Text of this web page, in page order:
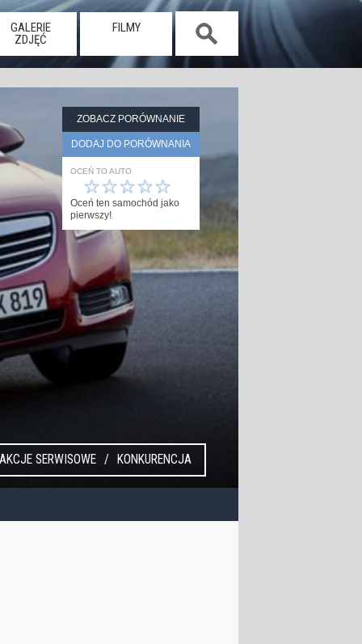
GALERIE
ZDJĘĆ
FILMY
ZOBACZ PORÓWNANIE
DODAJ DO PORÓWNANIA
OCEŃ TO AUTO
☆
☆
☆
☆
☆
Oceń ten samochód jako
pierwszy!
AKCJE SERWISOWE KONKURENCJA